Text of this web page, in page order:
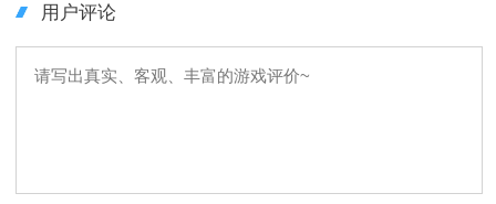
用户评论